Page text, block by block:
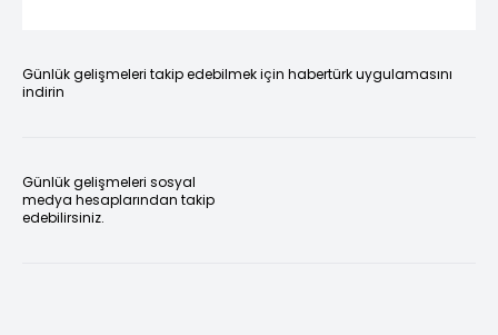
Günlük gelişmeleri takip edebilmek için habertürk uygulamasını
indirin
Günlük gelişmeleri sosyal
medya hesaplarından takip
edebilirsiniz.